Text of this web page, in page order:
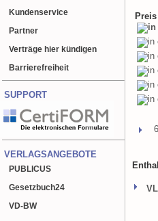
Kundenservice
Partner
Verträge hier kündigen
Barrierefreiheit
SUPPORT
VERLAGSANGEBOTE
PUBLICUS
Gesetzbuch24
VD-BW